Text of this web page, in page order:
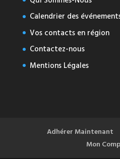
Calendrier des
Vos contacts en région
Contactez-nous
Mentions Légales
Adhérer Maintenant
Mon